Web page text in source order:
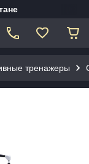
тренажеры